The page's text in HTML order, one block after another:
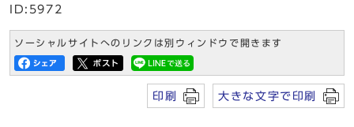
ID:5972
ソーシャルサイトへのリンクは別ウィンドウで開きます
印刷 大きな文字で印刷